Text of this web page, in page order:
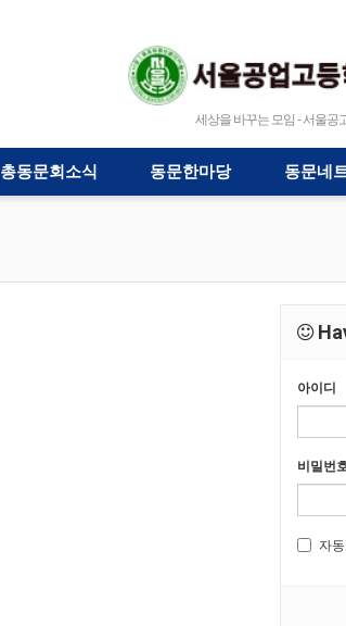
세상을 바꾸는 모임 - 서울공
총동문회소식 동문한마당 동문네
아이디
비밀번
자